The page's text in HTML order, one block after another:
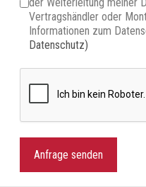
der Weiterleitung meiner
Vertragshändler oder
Informationen zum
Datenschutz)
Anfrage senden